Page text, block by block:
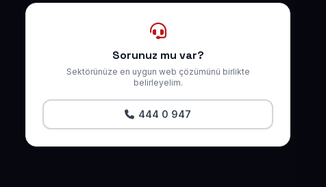
Sorunuz mu var?
Sektörünüze en uygun web çözümünü birlikte
belirleyelim.
444 0 947